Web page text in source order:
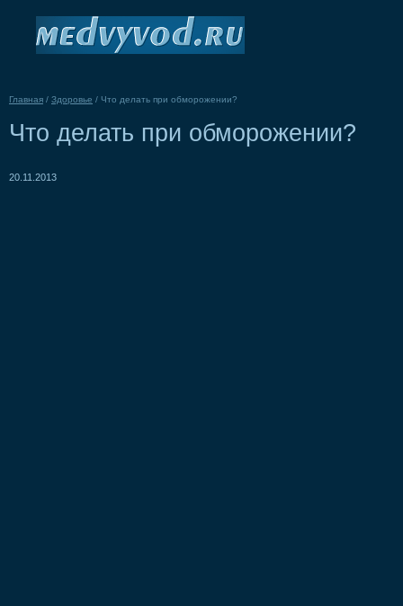
Главная / Здоровье / Что делать при обморожении?
Что делать при обморожении?
20.11.2013